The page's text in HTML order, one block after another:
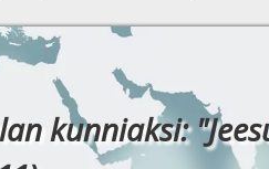
kunniaksi: